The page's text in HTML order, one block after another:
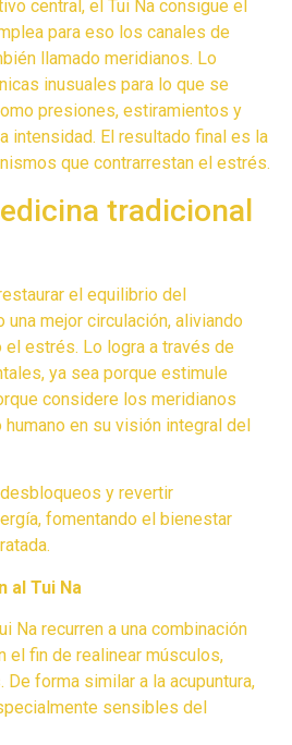
central, el Tui Na consigue el
para eso los canales de
llamado meridianos. Lo
inusuales para lo que se
presiones, estiramientos y
intensidad. El resultado final es la
que contrarrestan el estrés.
tradicional
el equilibrio del
mejor circulación, aliviando
estrés. Lo logra a través de
ya sea porque estimule
considere los meridianos
en su visión integral del
y revertir
fomentando el bienestar
al Tui Na
Na recurren a una combinación
el fin de realinear músculos,
forma similar a la acupuntura,
sensibles del